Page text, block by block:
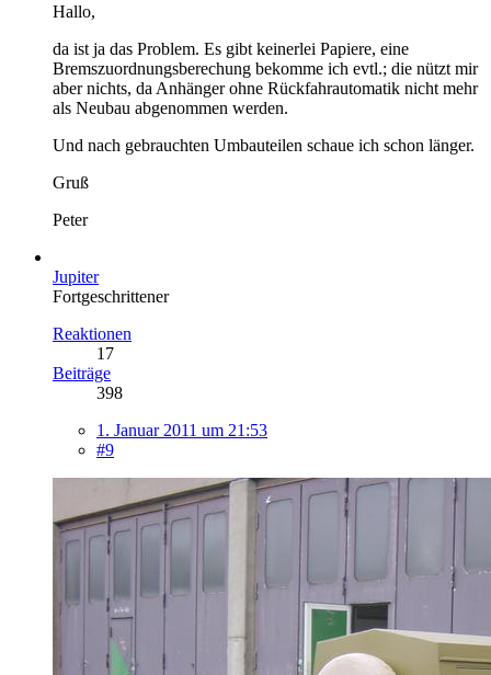
Hallo,
da ist ja das Problem. Es gibt keinerlei Papiere, eine
Bremszuordnungsberechung bekomme ich evtl.; die nützt mir
aber nichts, da Anhänger ohne Rückfahrautomatik nicht mehr
als Neubau abgenommen werden.
Und nach gebrauchten Umbauteilen schaue ich schon länger.
Gruß
Peter
Jupiter
Fortgeschrittener
Reaktionen
17
Beiträge
398
1. Januar 2011 um 21:53
#9